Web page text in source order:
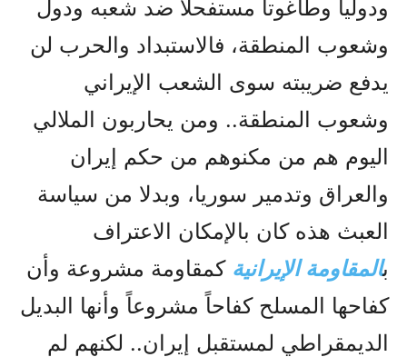
ودولياً وطاغوتاً مستفحلا ضد شعبه ودول
وشعوب المنطقة، فالاستبداد والحرب لن
يدفع ضريبته سوى الشعب الإيراني
وشعوب المنطقة.. ومن يحاربون الملالي
اليوم هم من مكنوهم من حكم إيران
والعراق وتدمير سوريا، وبدلا من سياسة
العبث هذه كان بالإمكان الاعتراف
بالمقاومة الإيرانية كمقاومة مشروعة وأن
كفاحها المسلح كفاحاً مشروعاً وأنها البديل
الديمقراطي لمستقبل إيران.. لكنهم لم